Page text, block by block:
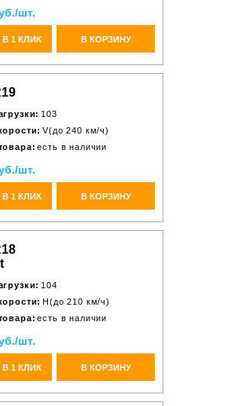
шт.
1 КЛИК В КОРЗИНУ
103
V(до 240 км/ч)
есть в наличии
шт.
1 КЛИК В КОРЗИНУ
104
H(до 210 км/ч)
есть в наличии
шт.
1 КЛИК В КОРЗИНУ